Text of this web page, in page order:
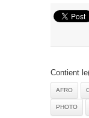
Contient
AFRO
PHOTO